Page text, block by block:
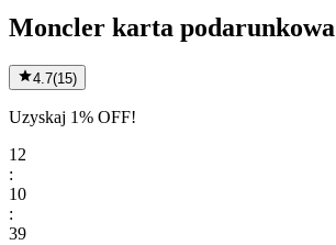
Moncler karta podarunkowa
4.7(15)
Uzyskaj 1% OFF!
12
:
10
:
39